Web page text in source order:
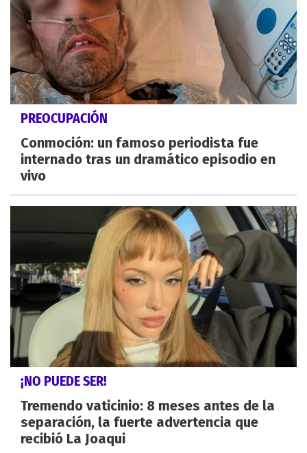
PREOCUPACIÓN
Conmoción: un famoso periodista fue
internado tras un dramático episodio en
vivo
¡NO PUEDE SER!
Tremendo vaticinio: 8 meses antes de la
separación, la fuerte advertencia que
recibió La Joaqui